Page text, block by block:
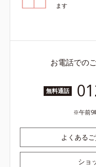
ます
お電話での
無料通話
午前9
よくある
ショ